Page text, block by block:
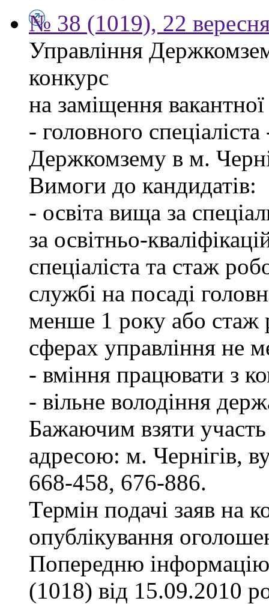
№ 38 (1019), 22
Управління
конкурс
на заміщення
- головного
Держкомзему в м.
Вимоги до кандидатів:
- освіта вища за
за освітньо-
спеціаліста та стаж
службі на посаді
менше 1 року або стаж
сферах управління не
- вміння працювати з
- вільне володіння
Бажаючим взяти участь
адресою: м. Чернігів,
668-458, 676-886.
Термін подачі заяв на
опублікування
Попередню
(1018) від 15.09.2010